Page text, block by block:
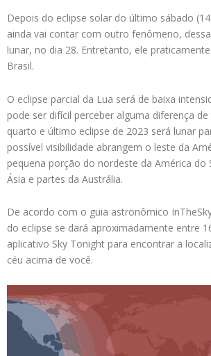
Depois do eclipse solar do último sábado
ainda vai contar com outro fenômeno,
lunar, no dia 28. Entretanto, ele
Brasil.
O eclipse parcial da Lua será de baixa
pode ser difícil perceber alguma diferença
quarto e último eclipse de 2023 será lunar
possível visibilidade abrangem o leste da
pequena porção do nordeste da América do
Ásia e partes da Austrália.
De acordo com o guia astronômico
do eclipse se dará aproximadamente entre
aplicativo Sky Tonight para encontrar a
céu acima de você.